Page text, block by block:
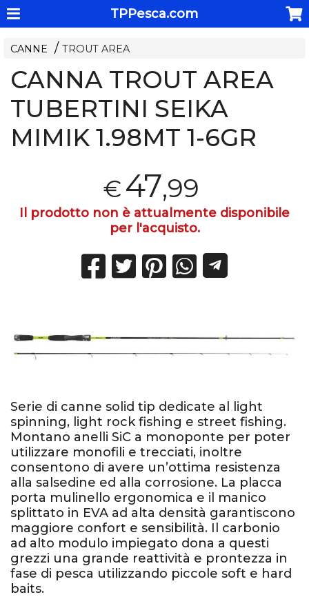
TPPesca.com
CANNE TROUT AREA
CANNA TROUT AREA
TUBERTINI SEIKA
MIMIK 1.98MT 1-6GR
€47,99
Il prodotto non è attualmente disponibile
per l'acquisto.
Serie di canne solid tip dedicate al light
spinning, light rock fishing e street fishing.
Montano anelli SiC a monoponte per poter
utilizzare monofili e trecciati, inoltre
consentono di avere un’ottima resistenza
alla salsedine ed alla corrosione. La placca
porta mulinello ergonomica e il manico
splittato in EVA ad alta densità garantiscono
maggiore confort e sensibilità. Il carbonio
ad alto modulo impiegato dona a questi
grezzi una grande reattività e prontezza in
fase di pesca utilizzando piccole soft e hard
baits.